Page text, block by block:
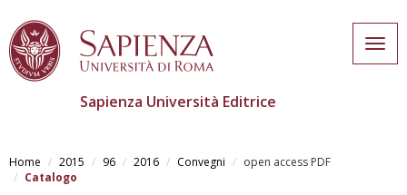
main
content
Sapienza Università Editrice
Home 2015 96 2016 Convegni
open access PDF
Catalogo